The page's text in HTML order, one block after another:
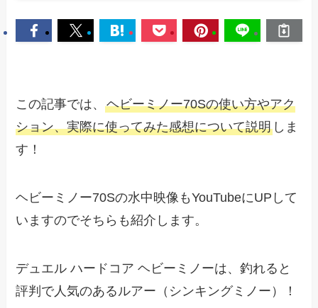
この記事では、ヘビーミノー70Sの使い方やアク
ション、実際に使ってみた感想について説明 しま
す！
ヘビーミノー70Sの水中映像もYouTubeにUPして
いますのでそちらも紹介します。
デュエル ハードコア ヘビーミノーは、釣れると
評判で人気のあるルアー（シンキングミノー）！